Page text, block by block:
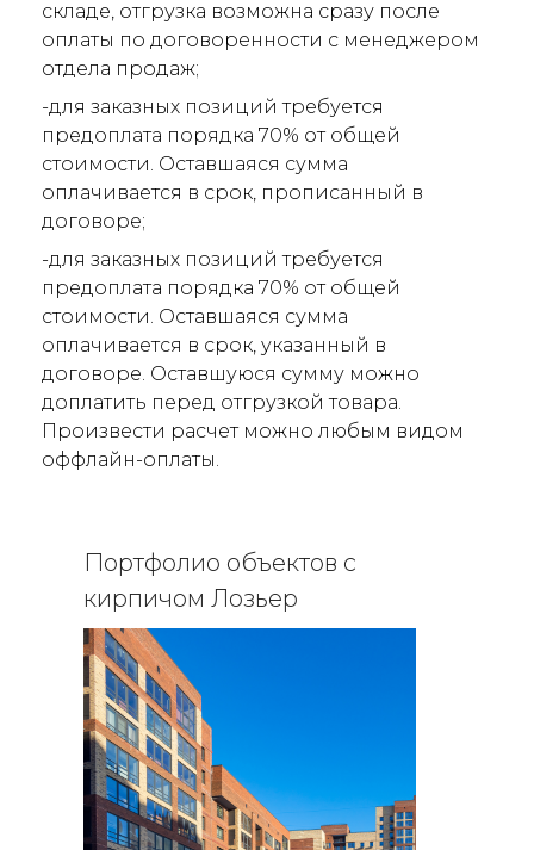
складе, отгрузка возможна сразу после
оплаты по договоренности с менеджером
отдела продаж;
-для заказных позиций требуется
предоплата порядка 70% от общей
стоимости. Оставшаяся сумма
оплачивается в срок, прописанный в
договоре;
-для заказных позиций требуется
предоплата порядка 70% от общей
стоимости. Оставшаяся сумма
оплачивается в срок, указанный в
договоре. Оставшуюся сумму можно
доплатить перед отгрузкой товара.
Произвести расчет можно любым видом
оффлайн-оплаты.
Портфолио объектов с
кирпичом Лозьер